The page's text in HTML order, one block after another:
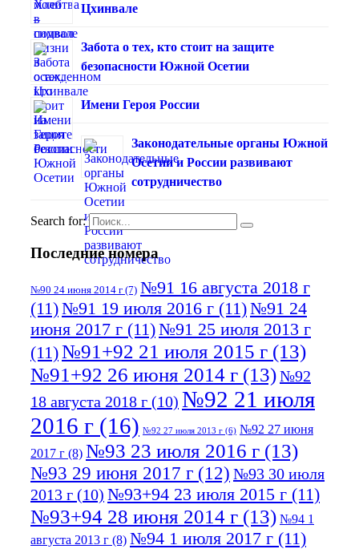
Цхинвале
Забота о тех, кто стоит на защите
безопасности Южной Осетии
Имени Героя России
Законодательные органы Южной
Осетии и России развивают
сотрудничество
Search for:
Последние номера
№90 24 июня 2014 г (7) №91 16 августа 2018 г
(11)№91 19 июля 2016 г (11)№91 24
июня 2017 г (11)№91 25 июля 2013 г
(11)№91+92 21 июля 2015 г (13)
№91+92 26 июня 2014 г (13)№92
18 августа 2018 г (10) №92 21 июля
2016 г (16) №92 27 июля 2013 г (6) №92 27 июня
2017 г (8) №93 23 июля 2016 г (13)
№93 29 июня 2017 г (12) №93 30 июля
2013 г (10) №93+94 23 июля 2015 г (11)
№93+94 28 июня 2014 г (13) №94 1
августа 2013 г (8) №94 1 июля 2017 г (11)